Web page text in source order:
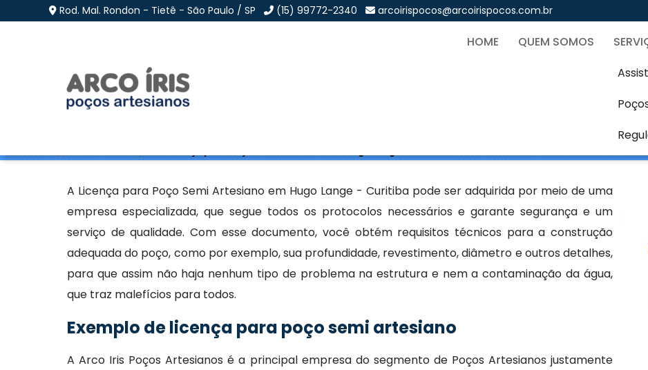
Rod. Mal. Rondon - Tietê - São Paulo / SP (15) 99772-2340 arcoirispocos@arcoirispocos.com.br
HOME QUEM SOMOS
Licença para Poço Semi Artesiano em Hugo Lange -
A Licença para Poço Semi Artesiano em Hugo Lange - Curitiba pode ser adquirida por meio de uma
empresa especializada, que segue todos os protocolos necessários e garante segurança e um
serviço de qualidade. Com esse documento, você obtém requisitos técnicos para a construção
adequada do poço, como por exemplo, sua profundidade, revestimento, diâmetro e outros detalhes,
para que assim não haja nenhum tipo de problema na estrutura e nem a contaminação da água,
que traz malefícios para todos.
Exemplo de licença para poço semi artesiano
A Arco Iris Poços Artesianos é a principal empresa do segmento de Poços Artesianos justamente